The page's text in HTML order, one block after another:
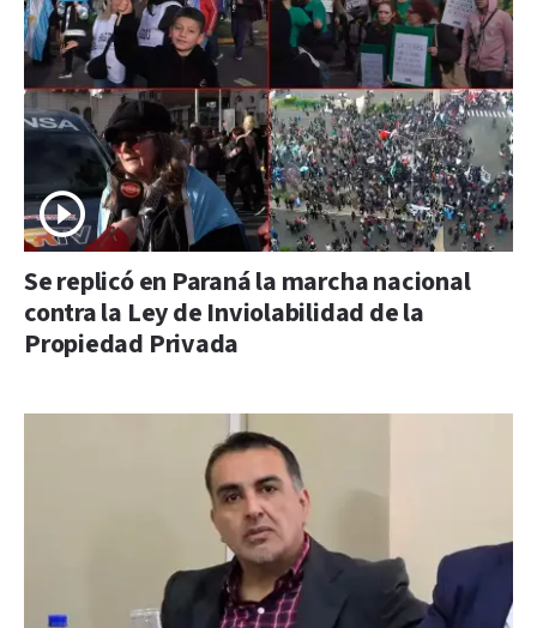
Se replicó en Paraná la marcha nacional
contra la Ley de Inviolabilidad de la
Propiedad Privada